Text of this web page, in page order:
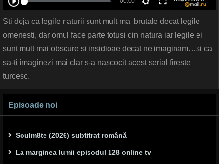
Sti deja ca legile naturii sunt mult mai brutale decat legile
omenesti, dar omul face parte totusi din natura iar legile ei
sunt mult mai obscure si insidioae decat ne imaginam…si ca
sa-ti imaginezi mai clar s-a nascocit acest serial fireste
turcesc.
Episoade noi
Soulm8te (2026) subtitrat română
La marginea lumii episodul 128 online tv